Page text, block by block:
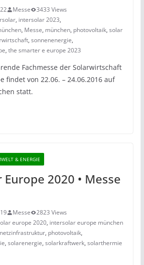
Messe
3433 Views
, intersolar 2023,
, Messe, münchen, photovoltaik, solar
, sonnenenergie,
, the smarter e europe 2023
Fachmesse der Solarwirtschaft
findet von 22.06. – 24.06.2016 auf
statt.
& ENERGIE
2020 • Messe
Messe
2823 Views
europe 2020, intersolar europe münchen
netzinfrastruktur, photovoltaik,
, solarenergie, solarkraftwerk, solarthermie